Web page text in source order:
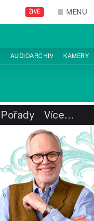
ŽIVĚ MENU
AUDIOARCHIV KAMERY
Pořady Více…